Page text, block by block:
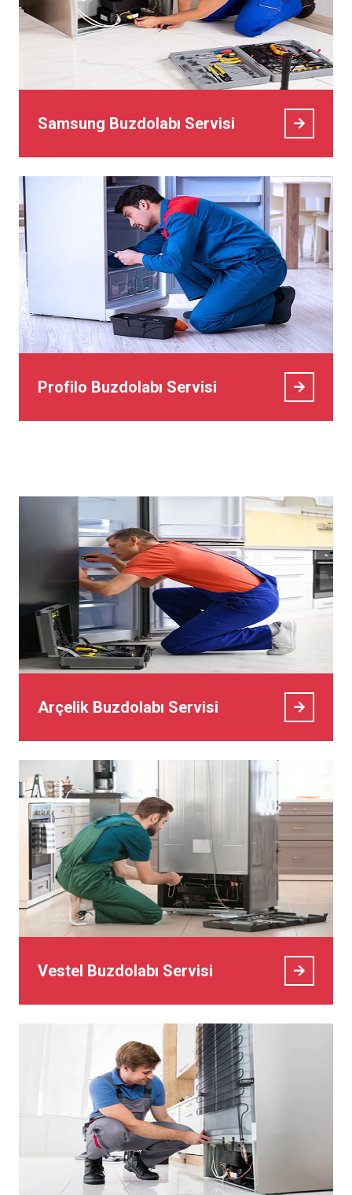
Samsung Buzdolabı Servisi
Profilo Buzdolabı Servisi
Arçelik Buzdolabı Servisi
Vestel Buzdolabı Servisi